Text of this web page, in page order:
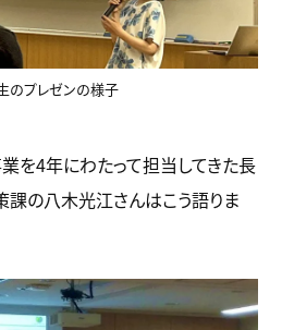
のプレゼンの様子
業を4年にわたって担当してきた長
の八木光江さんはこう語りま